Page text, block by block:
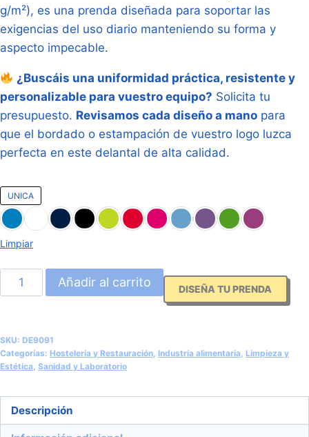
g/m²), es una prenda diseñada para soportar las
exigencias del uso diario manteniendo su forma y
aspecto impecable.
¿Buscáis una uniformidad práctica, resistente y
personalizable para vuestro equipo? Solicita tu
presupuesto. Revisamos cada diseño a mano para
que el bordado o estampación de vuestro logo luzca
perfecta en este delantal de alta calidad.
UNICA
Limpiar
Delantal
Casulla
(Roly
Arzak
cantidad
Añadir al carrito DISEÑA TU PRENDA
SKU: DE9091
Categorías: Hostelería y Restauración, Industria alimentaria, Limpieza y
Estética, Sanidad y Laboratorio
Descripción